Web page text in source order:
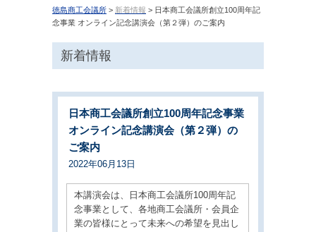
徳島商工会議所 > 新着情報 > 日本商工会議所創立100周年記
念事業 オンライン記念講演会（第２弾）のご案内
新着情報
日本商工会議所創立100周年記念事業
オンライン記念講演会（第２弾）の
ご案内
2022年06月13日
本講演会は、日本商工会議所100周年記
念事業として、各地商工会議所・会員企
業の皆様にとって未来への希望を見出し